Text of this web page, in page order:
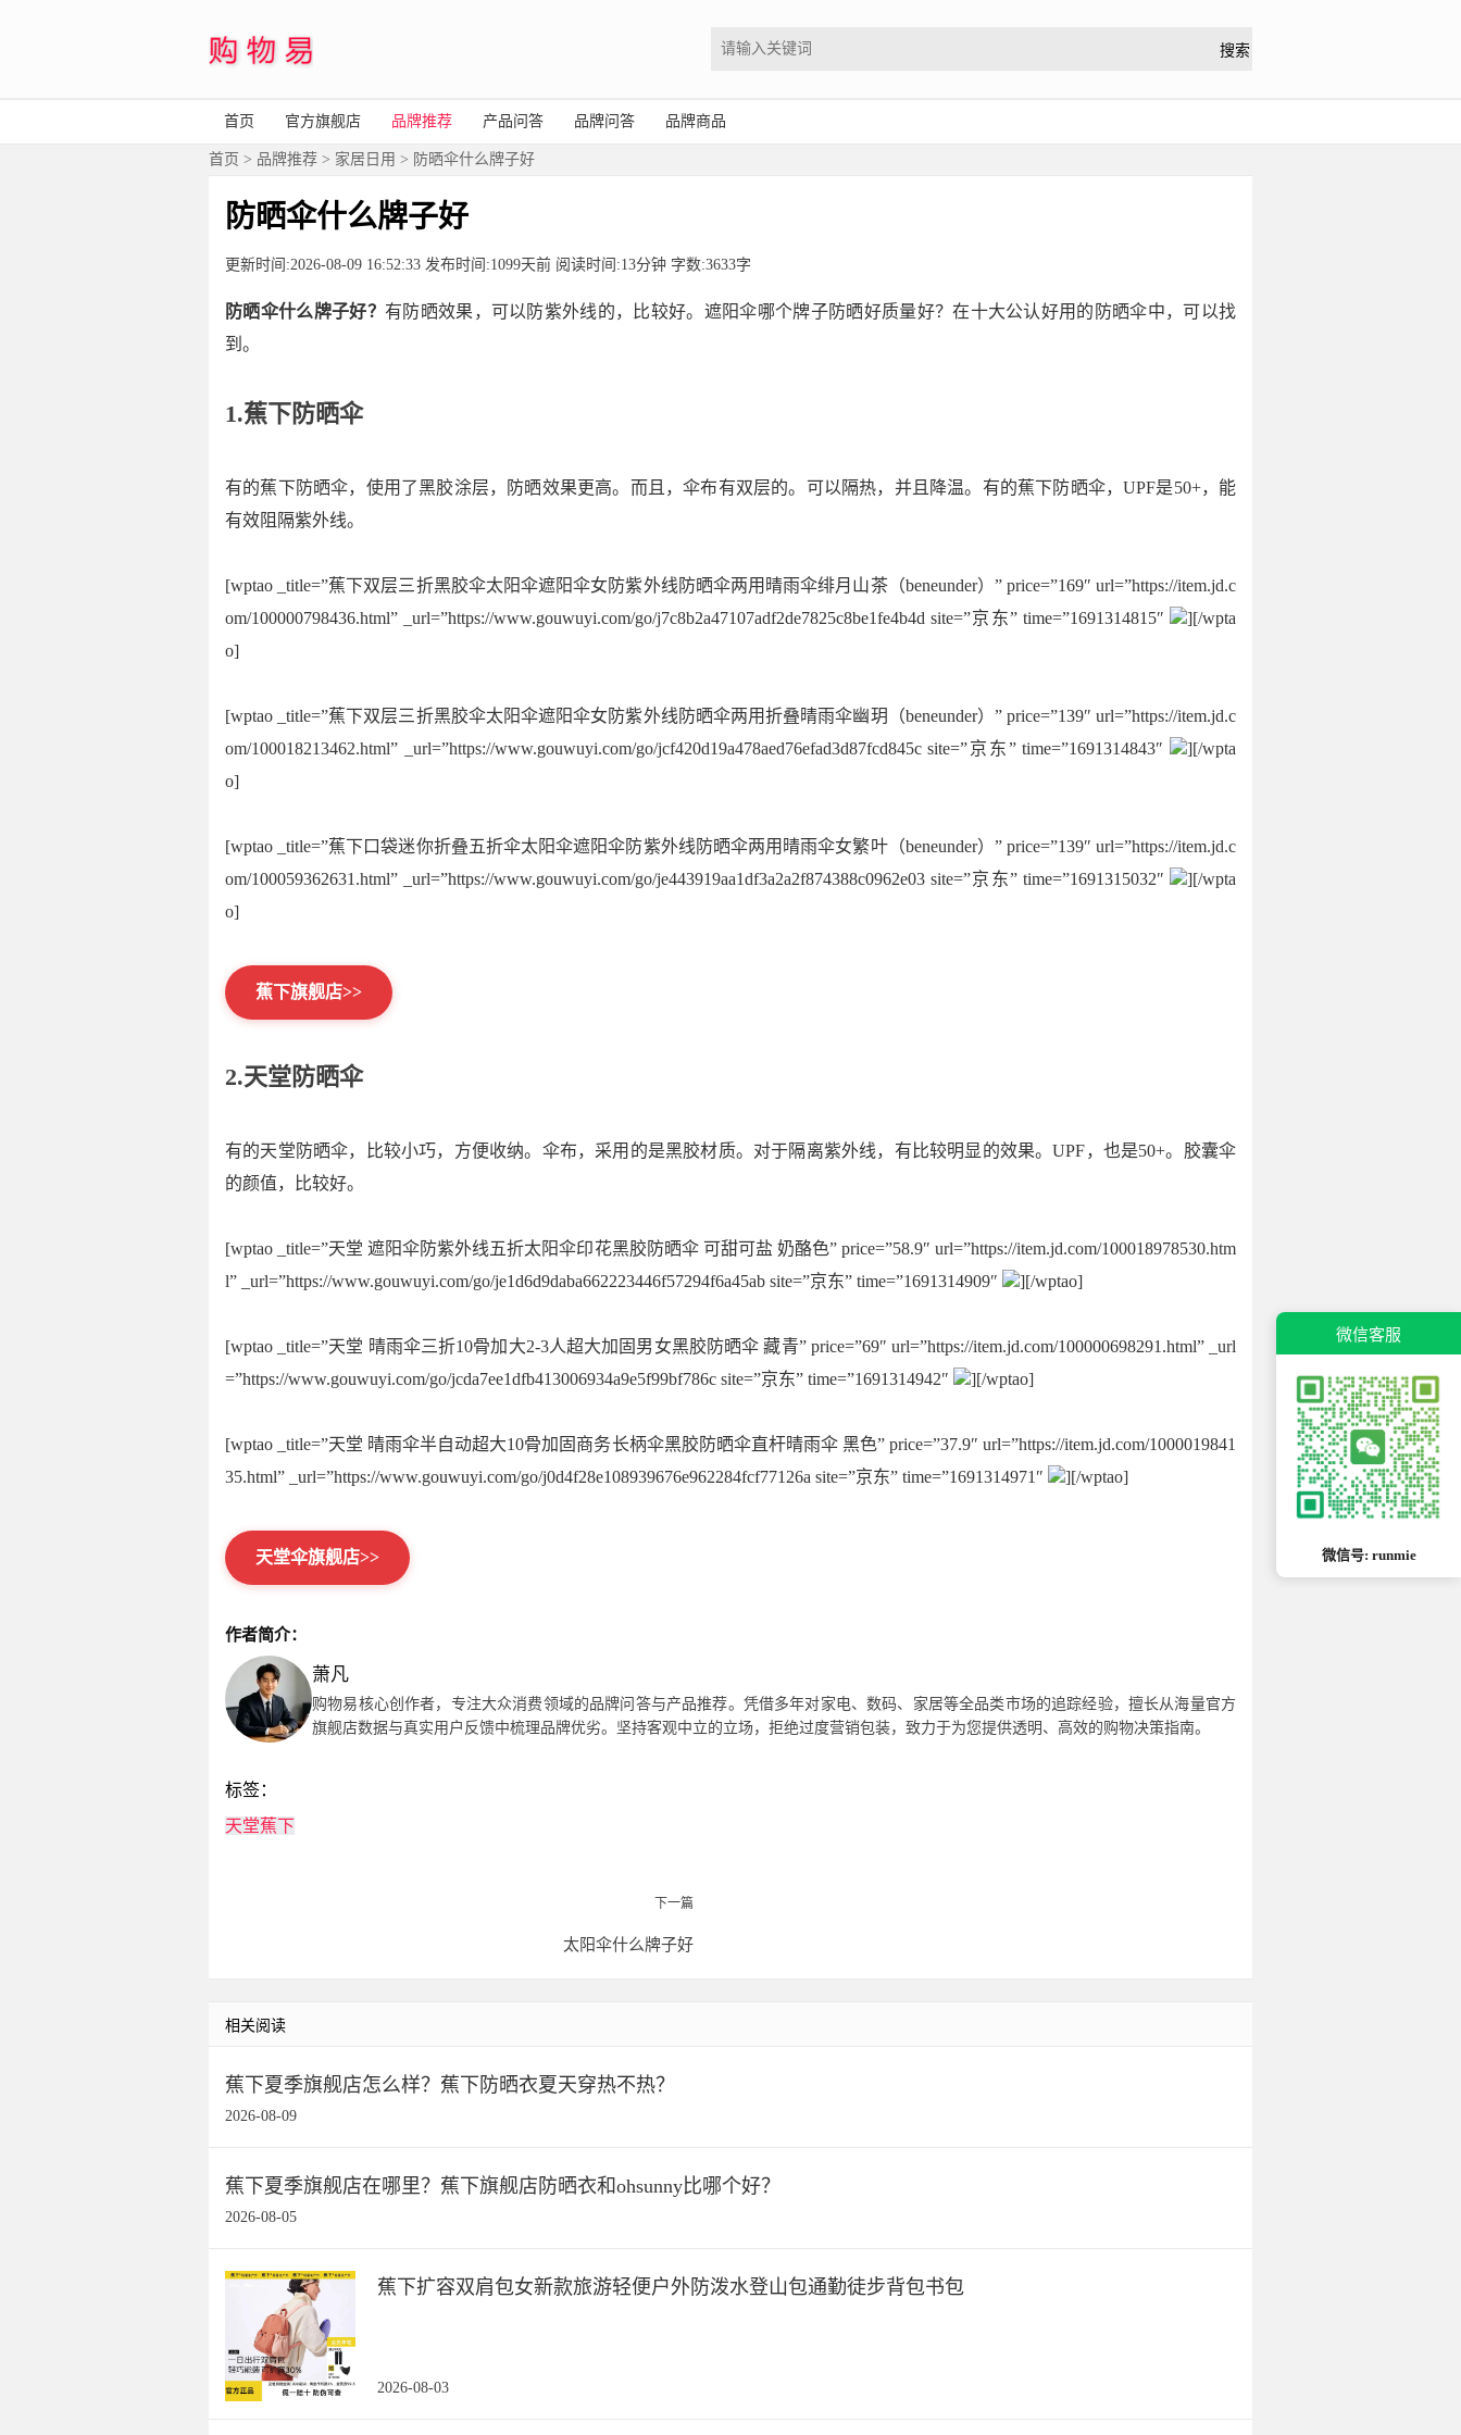
首页 官方旗舰店 品牌推荐 产品问答 品牌问答 品牌商品
首页 > 品牌推荐 > 家居日用 > 防晒伞什么牌子好
防晒伞什么牌子好
更新时间:2026-08-09 16:52:33 发布时间:1099天前 阅读时间:13分钟 字数:3633字
防晒伞什么牌子好？ 有防晒效果，可以防紫外线的，比较好。遮阳伞哪个牌子防晒好质量好？在十大公认好用的防晒伞中，可以找
到。
1.蕉下防晒伞
有的蕉下防晒伞，使用了黑胶涂层，防晒效果更高。而且，伞布有双层的。可以隔热，并且降温。有的蕉下防晒伞，UPF是50+，能
有效阻隔紫外线。
[wptao _title=”蕉下双层三折黑胶伞太阳伞遮阳伞女防紫外线防晒伞两用晴雨伞绯月山茶（beneunder）” price=”169″ url=”https://item.jd.c
om/100000798436.html” _url=”https://www.gouwuyi.com/go/j7c8b2a47107adf2de7825c8be1fe4b4d site=”京东” time=”1691314815″
][/wpta
o]
[wptao _title=”蕉下双层三折黑胶伞太阳伞遮阳伞女防紫外线防晒伞两用折叠晴雨伞幽玥（beneunder）” price=”139″ url=”https://item.jd.c
om/100018213462.html” _url=”https://www.gouwuyi.com/go/jcf420d19a478aed76efad3d87fcd845c site=”京东” time=”1691314843″
][/wpta
o]
[wptao _title=”蕉下口袋迷你折叠五折伞太阳伞遮阳伞防紫外线防晒伞两用晴雨伞女繁叶（beneunder）” price=”139″ url=”https://item.jd.c
om/100059362631.html” _url=”https://www.gouwuyi.com/go/je443919aa1df3a2a2f874388c0962e03 site=”京东” time=”1691315032″
][/wpta
o]
蕉下旗舰店>>
2.天堂防晒伞
有的天堂防晒伞，比较小巧，方便收纳。伞布，采用的是黑胶材质。对于隔离紫外线，有比较明显的效果。UPF，也是50+。胶囊伞
的颜值，比较好。
[wptao _title=”天堂 遮阳伞防紫外线五折太阳伞印花黑胶防晒伞 可甜可盐 奶酪色” price=”58.9″ url=”https://item.jd.com/100018978530.htm
l” _url=”https://www.gouwuyi.com/go/je1d6d9daba662223446f57294f6a45ab site=”京东” time=”1691314909″
][/wptao]
[wptao _title=”天堂 晴雨伞三折10骨加大2-3人超大加固男女黑胶防晒伞 藏青” price=”69″ url=”https://item.jd.com/100000698291.html” _url
=”https://www.gouwuyi.com/go/jcda7ee1dfb413006934a9e5f99bf786c site=”京东” time=”1691314942″
][/wptao]
[wptao _title=”天堂 晴雨伞半自动超大10骨加固商务长柄伞黑胶防晒伞直杆晴雨伞 黑色” price=”37.9″ url=”https://item.jd.com/1000019841
35.html” _url=”https://www.gouwuyi.com/go/j0d4f28e108939676e962284fcf77126a site=”京东” time=”1691314971″
][/wptao]
天堂伞旗舰店>>
作者简介：
萧凡
购物易核心创作者，专注大众消费领域的品牌问答与产品推荐。凭借多年对家电、数码、家居等全品类市场的追踪经验，擅长从海量官方
旗舰店数据与真实用户反馈中梳理品牌优劣。坚持客观中立的立场，拒绝过度营销包装，致力于为您提供透明、高效的购物决策指南。
标签：
天堂蕉下
下一篇
太阳伞什么牌子好
相关阅读
蕉下夏季旗舰店怎么样？蕉下防晒衣夏天穿热不热？
2026-08-09
蕉下夏季旗舰店在哪里？蕉下旗舰店防晒衣和ohsunny比哪个好？
2026-08-05
蕉下扩容双肩包女新款旅游轻便户外防泼水登山包通勤徒步背包书包
2026-08-03
微信客服
微信号: runmie